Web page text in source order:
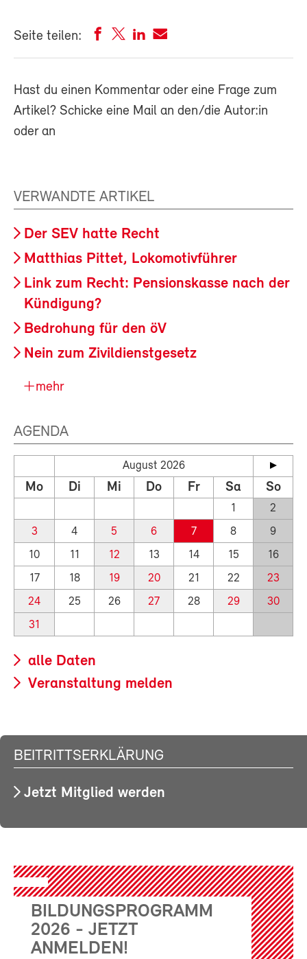
Seite teilen:
Hast du einen Kommentar oder eine Frage zum
Artikel? Schicke eine Mail an den/die Autor:in
oder an
VERWANDTE ARTIKEL
Der SEV hatte Recht
Matthias Pittet, Lokomotivführer
Link zum Recht: Pensionskasse nach der
Kündigung?
Bedrohung für den öV
Nein zum Zivildienstgesetz
mehr
AGENDA
August 2026
Mo Di Mi Do Fr Sa So
1
2
3
4 5 6 7 8
9
10
11 12 13 14 15
16
17
18 19 20 21 22
23
24
25 26 27 28 29
30
31
alle Daten
Veranstaltung melden
BEITRITTSERKLÄRUNG
Jetzt Mitglied werden
BILDUNGSPROGRAMM
2026 - JETZT
ANMELDEN!